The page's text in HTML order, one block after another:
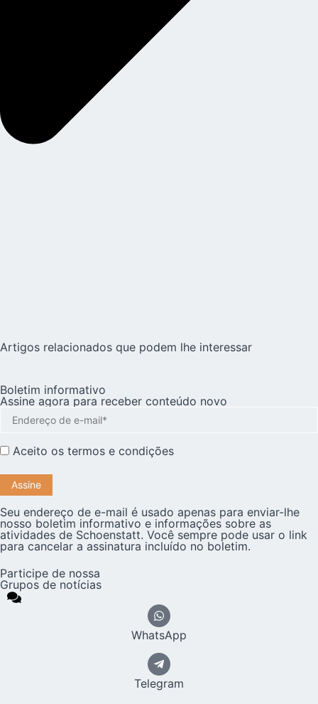
Artigos relacionados que podem lhe interessar
Boletim informativo
Assine agora para receber conteúdo novo
Aceito os termos e condições
Seu endereço de e-mail é usado apenas para enviar-lhe
nosso boletim informativo e informações sobre as
atividades de Schoenstatt. Você sempre pode usar o link
para cancelar a assinatura incluído no boletim.
Participe de nossa
Grupos de notícias
WhatsApp
Telegram